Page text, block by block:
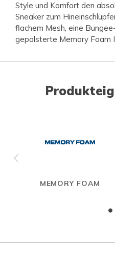
Style und Komfort den
Sneaker zum
flachem Mesh, eine
gepolsterte Memory Foam
MEMORY FOAM